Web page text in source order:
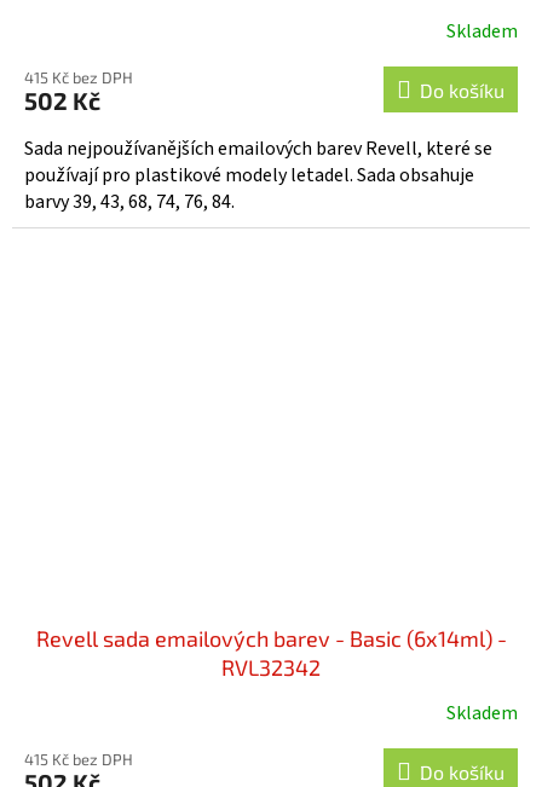
Skladem
415 Kč bez DPH
502 Kč Do košíku
Sada nejpoužívanějších emailových barev Revell, které se
používají pro plastikové modely letadel. Sada obsahuje
barvy 39, 43, 68, 74, 76, 84.
Revell sada emailových barev - Basic (6x14ml) -
RVL32342
Skladem
415 Kč bez DPH
Do košíku